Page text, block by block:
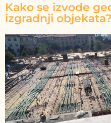
Kako se izvode
izgradnji objekata?